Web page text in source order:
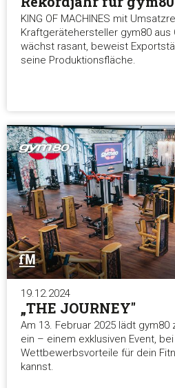
Alle
KING OF MACHINES mit
Kraftgerätehersteller gym80 aus
wächst rasant, beweist
seine Produktionsfläche.
19.12.2024
„THE JOURNEY"
Am 13. Februar 2025 lädt gym80
ein – einem exklusiven Event,
Wettbewerbsvorteile für dein
kannst.